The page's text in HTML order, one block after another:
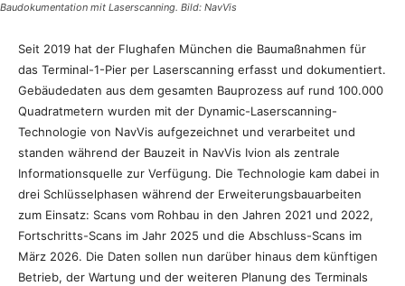
Baudokumentation mit Laserscanning. Bild: NavVis
Seit 2019 hat der Flughafen München die Baumaßnahmen für
das Terminal-1-Pier per Laserscanning erfasst und dokumentiert.
Gebäudedaten aus dem gesamten Bauprozess auf rund 100.000
Quadratmetern wurden mit der Dynamic-Laserscanning-
Technologie von NavVis aufgezeichnet und verarbeitet und
standen während der Bauzeit in NavVis Ivion als zentrale
Informationsquelle zur Verfügung. Die Technologie kam dabei in
drei Schlüsselphasen während der Erweiterungsbauarbeiten
zum Einsatz: Scans vom Rohbau in den Jahren 2021 und 2022,
Fortschritts-Scans im Jahr 2025 und die Abschluss-Scans im
März 2026. Die Daten sollen nun darüber hinaus dem künftigen
Betrieb, der Wartung und der weiteren Planung des Terminals